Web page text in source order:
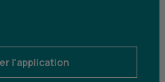
l'application